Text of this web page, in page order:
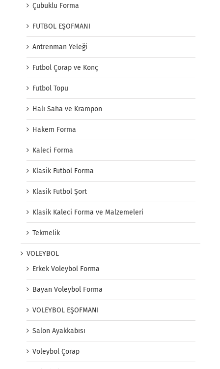
Çubuklu Forma
FUTBOL EŞOFMANI
Antrenman Yeleği
Futbol Çorap ve Konç
Futbol Topu
Halı Saha ve Krampon
Hakem Forma
Kaleci Forma
Klasik Futbol Forma
Klasik Futbol Şort
Klasik Kaleci Forma ve Malzemeleri
Tekmelik
VOLEYBOL
Erkek Voleybol Forma
Bayan Voleybol Forma
VOLEYBOL EŞOFMANI
Salon Ayakkabısı
Voleybol Çorap